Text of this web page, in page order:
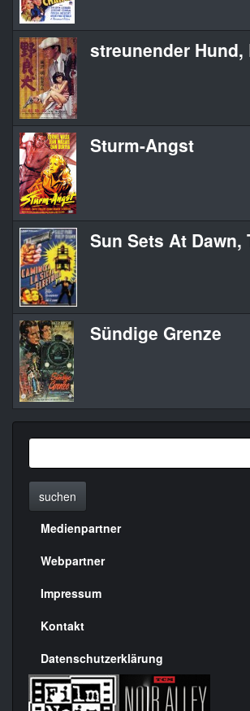
streunender
Sturm-Angst
Sun Sets At Dawn,
Sündige Grenze
suchen
Menülinks
rechte
Seite
Medienpartner
Webpartner
Impressum
Kontakt
Datenschutzerklärung